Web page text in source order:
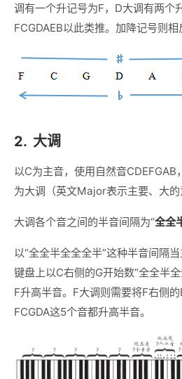
调有一个升记号为F，D大调有两个
FCGDAEB以此类推。加降记号则相
2. 大调
以C为主音，使用自然音CDEFGAB
为大调（英文Major表示主要、大的
大调各个音之间的半音间隔为“全全
以“全全半全全全半”这种半音间隔
键盘上以C右侧的G开始数“全全半
F升高半音。F大调则需要将F右侧
FCGDA这5个音都升高半音。